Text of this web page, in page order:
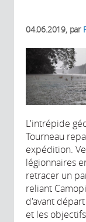
04.06.2019, par
L'intrépide
Tourneau
expédition.
légionnaires
retracer un
reliant
d'avant
et les